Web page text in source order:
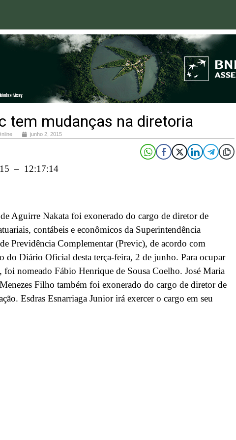
tem mudanças na diretoria
junho 2, 2015
– 12:17:14
Aguirre Nakata foi exonerado do cargo de diretor de
contábeis e econômicos da Superintendência
Previdência Complementar (Previc), de acordo com
do Diário Oficial desta terça-feira, 2 de junho. Para ocupar
foi nomeado Fábio Henrique de Sousa Coelho. José Maria
Filho também foi exonerado do cargo de diretor de
Esdras Esnarriaga Junior irá exercer o cargo em seu